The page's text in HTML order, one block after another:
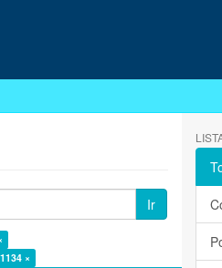
Ir
×